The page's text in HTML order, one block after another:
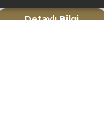
Detaylı Bilgi